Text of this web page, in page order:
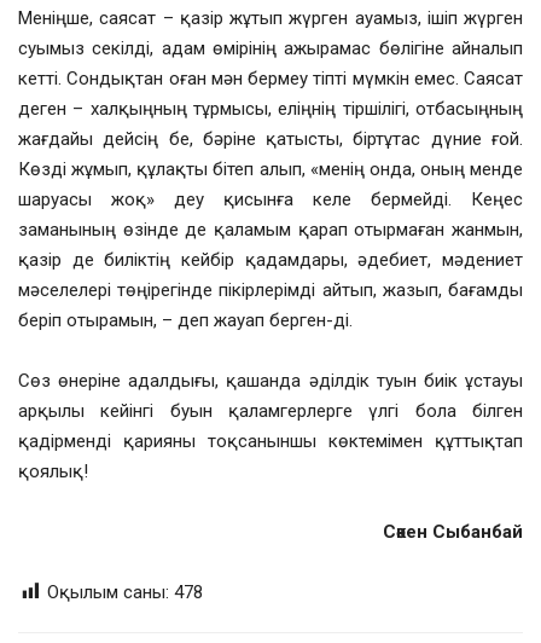
Меніңше, саясат – қазір жұтып жүрген ауамыз, ішіп жүрген
суымыз секілді, адам өмірінің ажырамас бөлігіне айналып
кетті. Сондықтан оған мән бермеу тіпті мүмкін емес. Саясат
деген – халқыңның тұрмысы, еліңнің тіршілігі, отбасыңның
жағдайы дейсің бе, бәріне қатысты, біртұтас дүние ғой.
Көзді жұмып, құлақты бітеп алып, «менің онда, оның менде
шаруасы жоқ» деу қисынға келе бермейді. Кеңес
заманының өзінде де қаламым қарап отырмаған жанмын,
қазір де биліктің кейбір қадамдары, әдебиет, мәдениет
мәселелері төңірегінде пікірлерімді айтып, жазып, бағамды
беріп отырамын, – деп жауап берген-ді.
Сөз өнеріне адалдығы, қашанда әділдік туын биік ұстауы
арқылы кейінгі буын қаламгерлерге үлгі бола білген
қадірменді қарияны тоқсаныншы көктемімен құттықтап
қоялық!
Сәкен Сыбанбай
Оқылым саны: 478